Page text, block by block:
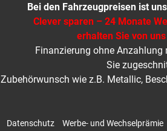
Bei den Fahrzeugpreisen ist
Clever sparen – 24 Monate
erhalten Sie von
Finanzierung ohne
Sie
Zubehörwunsch wie z.B. Metallic,
Datenschutz Werbe- und Wechselprämie